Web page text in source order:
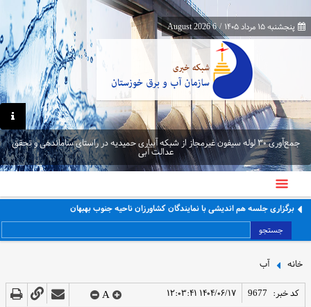
پنجشنبه ۱۵ مرداد ۱۴۰۵ /
6 August 2026
جمع‌آوری ۳۰ لوله سیفون غیرمجاز از شبکه آبیاری حمیدیه در راستای ساماندهی و تحقق
عدالت آبی
برگزاری جلسه هم اندیشی با نمایندگان کشاورزان ناحیه جنوب بهبهان
جستجو
خانه آب
کد خبر: 9677 ۱۴۰۴/۰۶/۱۷ ۱۲:۰۳:۴۱ A